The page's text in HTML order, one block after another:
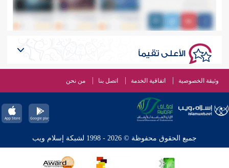
الأعلى تقيماً
وثيقة الخصوصية اتفاقية الخدمة اتصل بنا من نحن
جميع الحقوق محفوظة © 2026 - 1998 لشبكة إسلام ويب